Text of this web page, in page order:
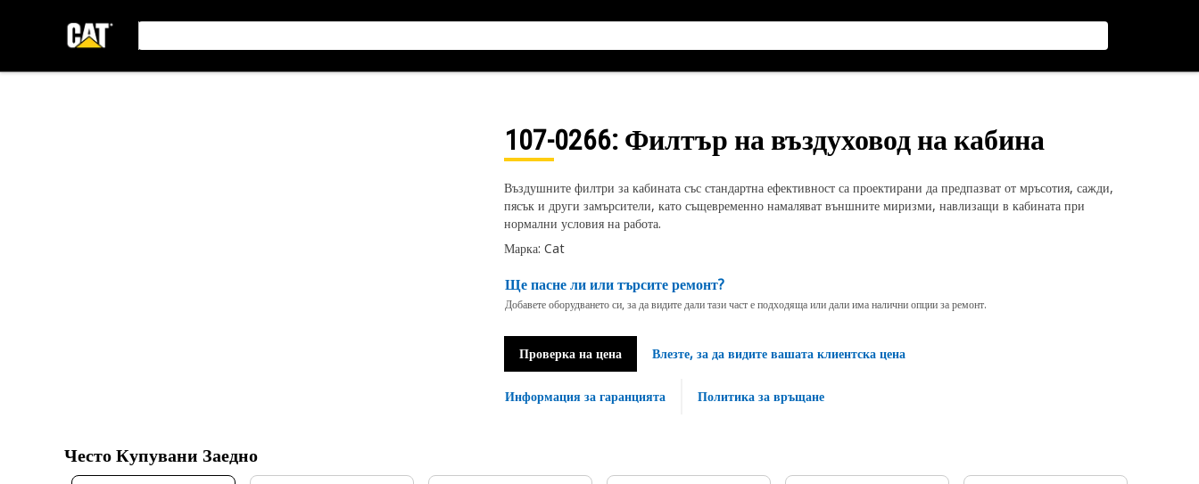
107-0266: Филтър на въздуховод на кабина
Въздушните филтри за кабината със стандартна ефективност са проектирани да предпазват от мръсотия, сажди,
пясък и други замърсители, като същевременно намаляват външните миризми, навлизащи в кабината при
нормални условия на работа.
Марка: Cat
Ще пасне ли или търсите ремонт?
Добавете оборудването си, за да видите дали тази част е подходяща или дали има налични опции за ремонт.
Проверка на цена Влезте, за да видите вашата клиентска цена
Информация за гаранцията Политика за връщане
Често Купувани Заедно